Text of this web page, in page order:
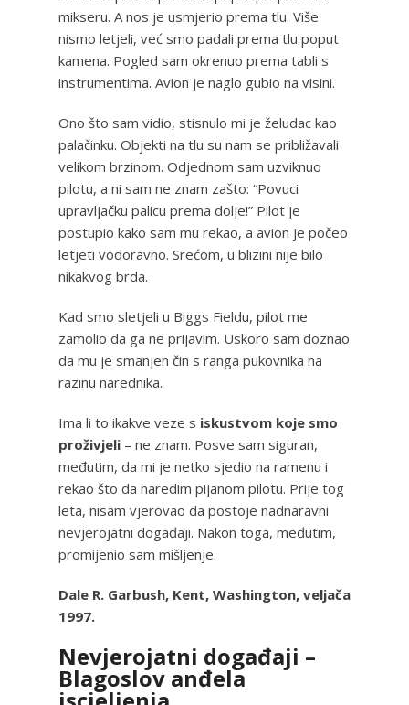
mikseru. A nos je usmjerio prema tlu. Više
nismo letjeli, već smo padali prema tlu poput
kamena. Pogled sam okrenuo prema tabli s
instrumentima. Avion je naglo gubio na visini.
Ono što sam vidio, stisnulo mi je želudac kao
palačinku. Objekti na tlu su nam se približavali
velikom brzinom. Odjednom sam uzviknuo
pilotu, a ni sam ne znam zašto: “Povuci
upravljačku palicu prema dolje!” Pilot je
postupio kako sam mu rekao, a avion je počeo
letjeti vodoravno. Srećom, u blizini nije bilo
nikakvog brda.
Kad smo sletjeli u Biggs Fieldu, pilot me
zamolio da ga ne prijavim. Uskoro sam doznao
da mu je smanjen čin s ranga pukovnika na
razinu narednika.
Ima li to ikakve veze s iskustvom koje smo
proživjeli – ne znam. Posve sam siguran,
međutim, da mi je netko sjedio na ramenu i
rekao što da naredim pijanom pilotu. Prije tog
leta, nisam vjerovao da postoje nadnaravni
nevjerojatni događaji. Nakon toga, međutim,
promijenio sam mišljenje.
Dale R. Garbush, Kent, Washington, veljača
1997.
Nevjerojatni događaji –
Blagoslov anđela